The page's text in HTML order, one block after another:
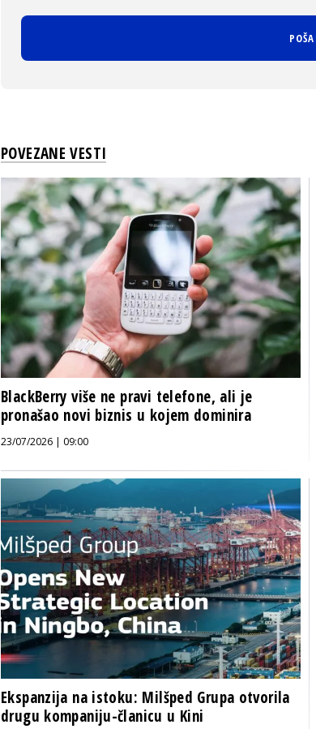
POVEZANE VESTI
BlackBerry više ne pravi telefone, ali je
pronašao novi biznis u kojem dominira
23/07/2026 | 09:00
Ekspanzija na istoku: Milšped Grupa otvorila
drugu kompaniju-članicu u Kini